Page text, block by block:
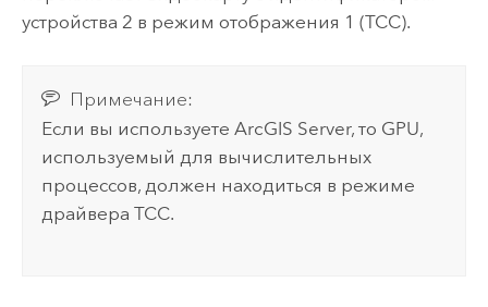
устройства 2 в режим отображения 1 (TCC).
Примечание:
Если вы используетеArcGIS Server, то GPU,
используемый для вычислительных
процессов, должен находиться в режиме
драйвера TCC.